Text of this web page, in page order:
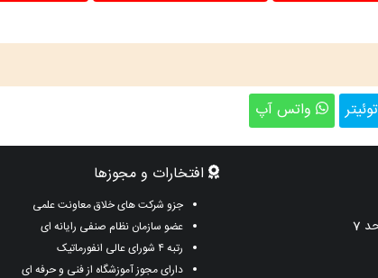
توئیتر واتس آپ
افتخارات و مجوزها
جزو شرکت های خلاق معاونت علمی
عضو سازمان نظام صنفی رایانه ای
رتبه ۴ شورای عالی انفورماتیک
دارای مجوز آموزشگاه از فنی و حرفه ای